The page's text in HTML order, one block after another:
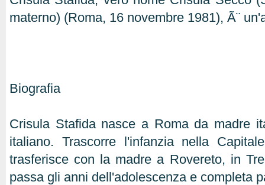
materno) (Roma, 16 novembre 1981), Ã¨
Biografia
Crisula Stafida nasce a Roma da madre
italiano. Trascorre l'infanzia nella
trasferisce con la madre a Rovereto, in
passa gli anni dell'adolescenza e completa